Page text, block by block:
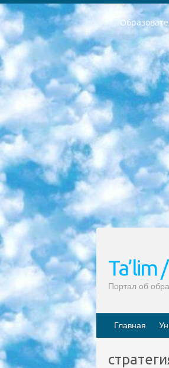
РЕСПУБЛИКА УЗБЕКИСТАН МИНИСТРЕРСТВО ДОШКОЛЬНОГО И ШКОЛЬНОГО ОБРАЗОВАНИЯ КОМАНДА в общеобразовательных учреждениях в 2023-2024 учебном году организация и проведение итоговой государственной аттестации обучающихся о Министра дошкольного и школьного образования Республики Узбекистан от 4 марта 2008 года (постановлением Минюста от 20 марта 2008 года № 1778 государственной регистрации) «Итоговое состояние учащихся общего среднего образования на основании положения об утверждении положения об аттестации общего среднего образования выпускной экзамен студентов в образовательных учреждениях в 2023-2024 учебном году В целях организации и прохождения аттестации приказываю: 1. Следующее: перечень предметов, по которым будет проводиться итоговая государственная аттестация и экзамен формы перевода согласно приложению 1;
Портал об
Главная